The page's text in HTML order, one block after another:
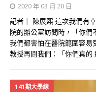
2020 年 03 月 20 日
記者｜ 陳展熙 這次我們有
院的辦公室訪問時，「你們
我們都害怕在醫院範圍容易
教授再問我們：「你們真的
141期大學線